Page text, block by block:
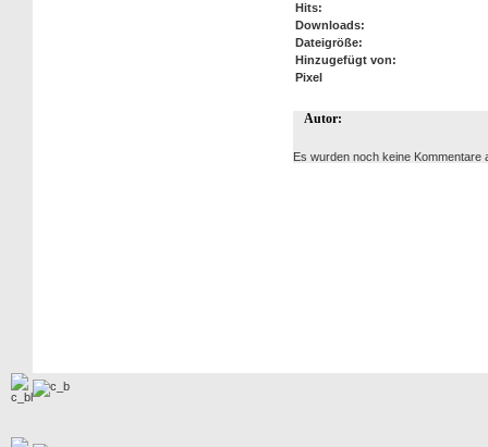
Hits:
Downloads:
Dateigröße:
Hinzugefügt von:
Pixel
Autor:
Es wurden noch keine Kommentare